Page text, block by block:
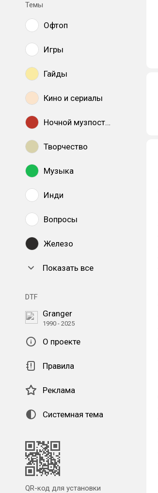
Темы
Офтоп
Игры
Гайды
Кино и сериалы
Ночной музпостинг
Творчество
Музыка
Инди
Вопросы
Железо
Показать все
DTF
Granger
1990 - 2025
О проекте
Правила
Реклама
Системная тема
QR-код для установки